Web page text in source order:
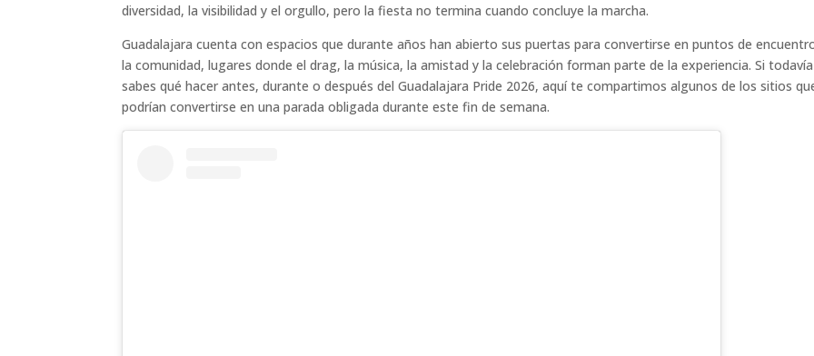
diversidad, la visibilidad y el orgullo, pero la fiesta no termina cuando concluye la marcha.
Guadalajara cuenta con espacios que durante años han abierto sus puertas para convertirse en puntos de
la comunidad, lugares donde el drag, la música, la amistad y la celebración forman parte de la experiencia. Si
sabes qué hacer antes, durante o después del Guadalajara Pride 2026, aquí te compartimos algunos de los sitios
podrían convertirse en una parada obligada durante este fin de semana.